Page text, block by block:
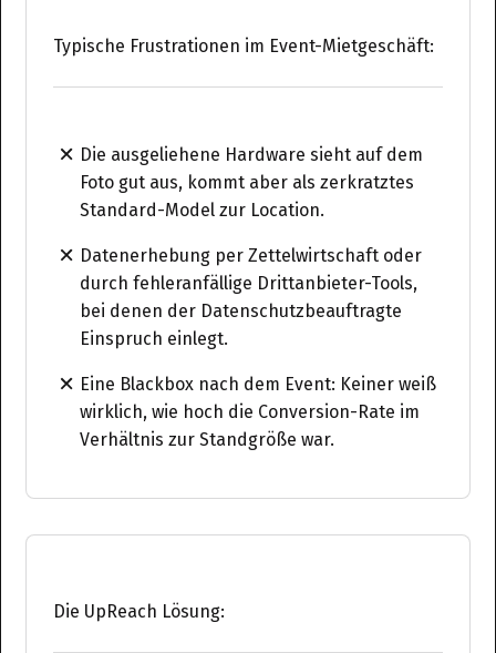
Typische Frustrationen im Event-Mietgeschäft:
Die ausgeliehene Hardware sieht auf dem
Foto gut aus, kommt aber als zerkratztes
Standard-Model zur Location.
Datenerhebung per Zettelwirtschaft oder
durch fehleranfällige Drittanbieter-Tools,
bei denen der Datenschutzbeauftragte
Einspruch einlegt.
Eine Blackbox nach dem Event: Keiner weiß
wirklich, wie hoch die Conversion-Rate im
Verhältnis zur Standgröße war.
Die UpReach Lösung: